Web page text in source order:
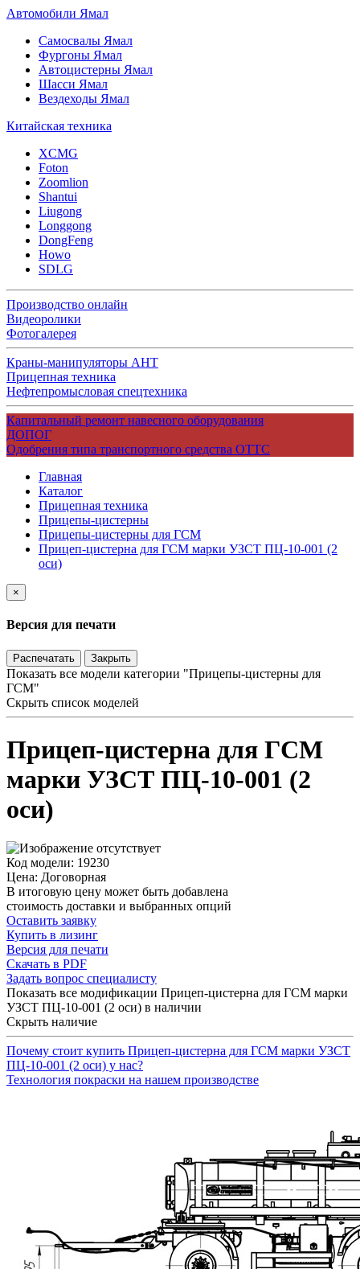
Автомобили Ямал
Самосвалы Ямал
Фургоны Ямал
Автоцистерны Ямал
Шасси Ямал
Вездеходы Ямал
Китайская техника
XCMG
Foton
Zoomlion
Shantui
Liugong
Longgong
DongFeng
Howo
SDLG
Производство онлайн
Видеоролики
Фотогалерея
Краны-манипуляторы АНТ
Прицепная техника
Нефтепромысловая спецтехника
Капитальный ремонт навесного оборудования
ДОПОГ
Одобрения типа транспортного средства ОТТС
Главная
Каталог
Прицепная техника
Прицепы-цистерны
Прицепы-цистерны для ГСМ
Прицеп-цистерна для ГСМ марки УЗСТ ПЦ-10-001 (2
оси)
×
Версия для печати
Распечатать Закрыть
Показать все модели категории "Прицепы-цистерны для
ГСМ"
Скрыть список моделей
Прицеп-цистерна для ГСМ
марки УЗСТ ПЦ-10-001 (2
оси)
Код модели: 19230
Цена: Договорная
В итоговую цену может быть добавлена
стоимость доставки и выбранных опций
Оставить заявку
Купить в лизинг
Версия для печати
Скачать в PDF
Задать вопрос специалисту
Показать все модификации Прицеп-цистерна для ГСМ марки
УЗСТ ПЦ-10-001 (2 оси) в наличии
Скрыть наличие
Почему стоит купить Прицеп-цистерна для ГСМ марки УЗСТ
ПЦ-10-001 (2 оси) у нас?
Технология покраски на нашем производстве